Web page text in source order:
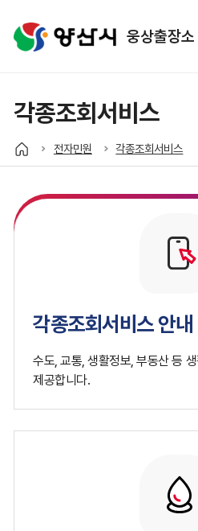
웅상출장소
각종조회서비스
전자민원 각종조회서비스
각종조회서비스 안내
수도, 교통, 생활정보, 부동산 등
제공합니다.